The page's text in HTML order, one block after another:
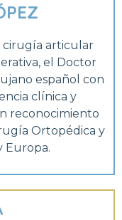
cirugía articular
el Doctor
español con
clínica y
reconocimiento
Ortopédica y
Europa.